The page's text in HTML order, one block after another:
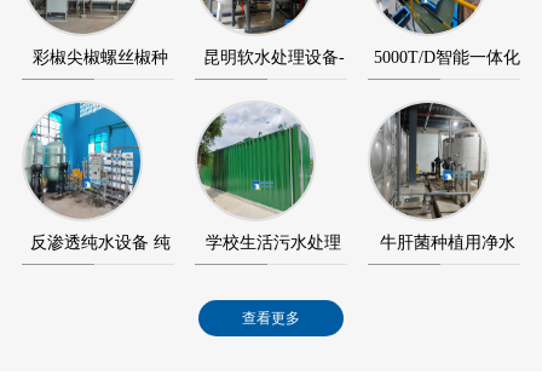
彩椒尖椒螺丝椒种
植用超滤设备+反…
昆明软水处理设备-
软化水设备-软水…
5000T/D智能一体化
净水设备（净水…
反渗透纯水设备 纯 学校生活污水处理
体…
牛肝菌种植用净水
查看更多